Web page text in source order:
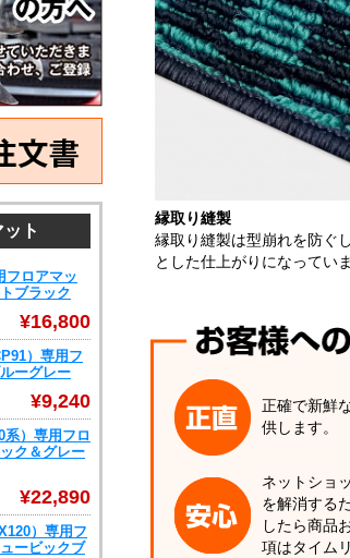
縁取り縫製
縁取り縫製は型崩れを防ぐ
とした仕上がりになっていま
正確で新鮮
供します。
ネットショ
を解消する
したら商品
項はタイム
ト
フロアマッ
ブラック
¥16,800
）専用フ
ーグレー
¥9,240
系）専用フロ
ク＆グレー
¥22,890
）専用フ
ービックブ